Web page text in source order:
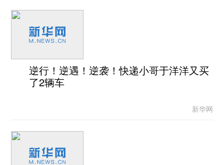
逆行！逆遇！逆袭！快递小哥于洋洋又买
了2辆车
新华网